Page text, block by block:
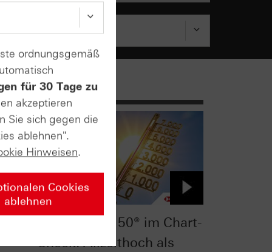
Euro STOXX 50® im Chart-
Check: Allzeithoch als
ordnungsgemäß
für 30 Tage zu
akzeptieren
Sie sich gegen die
ablehnen".
Hinweisen.
Cookies
ablehnen